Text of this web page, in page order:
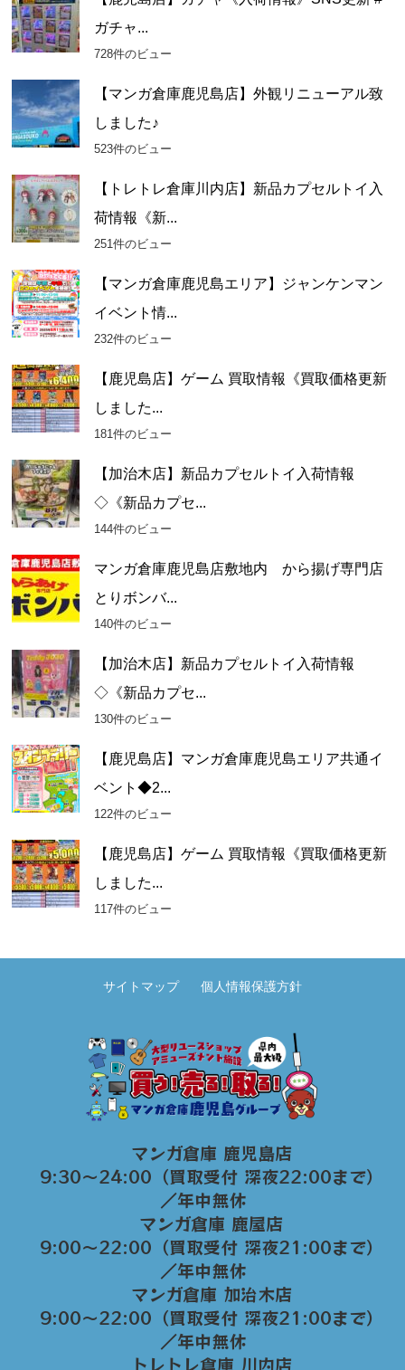
イ
ブ
ガチャ...
728件のビュー
【マンガ倉庫鹿児島店】外観リニューアル致
しました♪
523件のビュー
【トレトレ倉庫川内店】新品カプセルトイ入
荷情報《新...
251件のビュー
【マンガ倉庫鹿児島エリア】ジャンケンマン
イベント情...
232件のビュー
【鹿児島店】ゲーム 買取情報《買取価格更新
しました...
181件のビュー
【加治木店】新品カプセルトイ入荷情報
◇《新品カプセ...
144件のビュー
マンガ倉庫鹿児島店敷地内 から揚げ専門店
とりボンバ...
140件のビュー
【加治木店】新品カプセルトイ入荷情報
◇《新品カプセ...
130件のビュー
【鹿児島店】マンガ倉庫鹿児島エリア共通イ
ベント◆2...
122件のビュー
【鹿児島店】ゲーム 買取情報《買取価格更新
しました...
117件のビュー
サイトマップ 個人情報保護方針
マンガ倉庫 鹿児島店
9:30～24:00（買取受付 深夜22:00まで）
／年中無休
マンガ倉庫 鹿屋店
9:00～22:00（買取受付 深夜21:00まで）
／年中無休
マンガ倉庫 加治木店
9:00〜22:00（買取受付 深夜21:00まで）
／年中無休
トレトレ倉庫 川内店